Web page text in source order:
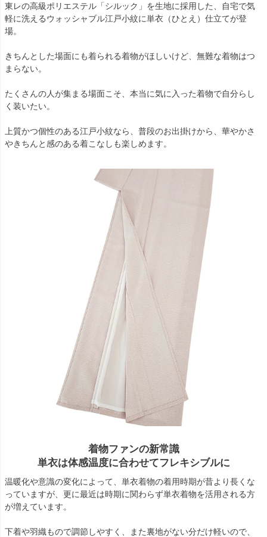
東レの高級ポリエステル「シルック」を生地に採用した、自宅で気
軽に洗えるウォッシャブル江戸小紋に単衣（ひとえ）仕立てが登
場。
きちんとした場面にも着られる着物がほしいけど、無難な着物はつ
まらない。
たくさんの人が集まる場面こそ、本当に気に入った着物で自分らし
く装いたい。
上質かつ個性のある江戸小紋なら、普段のお出掛けから、華やかさ
やきちんと感のある着こなしも楽しめます。
着物ファンの新常識
単衣は体感温度に合わせてフレキシブルに
温暖化や意識の変化によって、単衣着物の着用時期が昔より長くな
っていますが、更に最近は時期に関わらず単衣着物を活用される方
が増えています。
下着や羽織もので調節しやすく、また裏地がない分だけ軽いので、